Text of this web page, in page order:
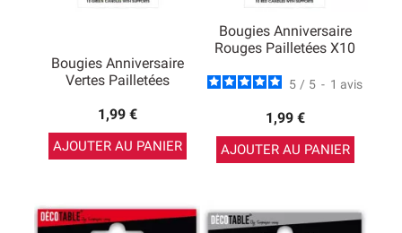
Bougies Anniversaire
Vertes Pailletées
1,99 €
AJOUTER AU PANIER
Bougies Anniversaire
Rouges Pailletées X10
5 / 5 - 1 avis
1,99 €
AJOUTER AU PANIER